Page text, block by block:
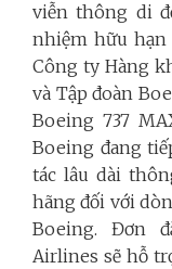
viễn thông di
nhiệm hữu hạn
Công ty Hàng
và Tập đoàn
Boeing 737
Boeing đang
tác lâu dài
hãng đối với
Boeing. Đơn
Airlines sẽ hỗ